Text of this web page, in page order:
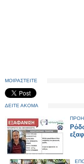
ΜΟΙΡΑΣΤΕΙΤΕ
ΔΕΙΤΕ ΑΚΟΜΑ